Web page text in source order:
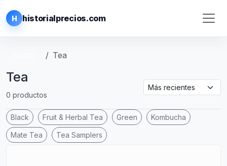
H historialprecios.com
Tea
Tea
0 productos
Black Fruit & Herbal Tea Green Kombucha
Mate Tea Tea Samplers